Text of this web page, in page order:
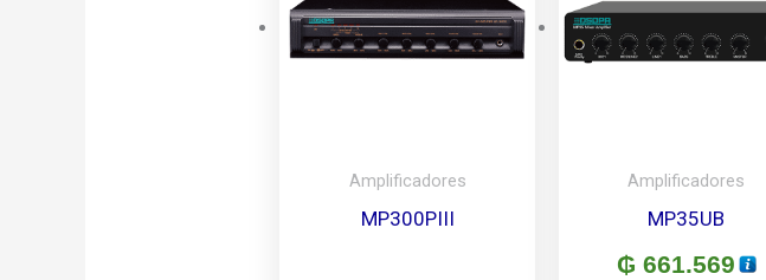
Amplificadores
MP300PIII
Amplificadores
MP35UB
₲ 661.569